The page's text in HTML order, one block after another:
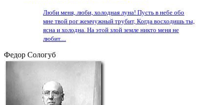
Люби меня, люби, холодная луна! Пусть в небе обо
мне твой рог жемчужный трубит, Когда восходишь ты,
ясна и холодна. На этой злой земле никто меня не
любит....
Федор Сологуб